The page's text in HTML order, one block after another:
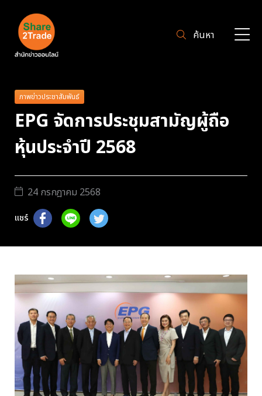
ค้นหา
ภาพข่าวประชาสัมพันธ์
EPG จัดการประชุมสามัญผู้ถือ
หุ้นประจำปี 2568
24 กรกฎาคม 2568
แชร์